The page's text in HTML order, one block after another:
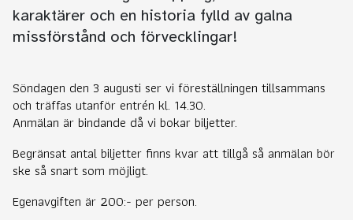
karaktärer och en historia fylld av galna
missförstånd och förvecklingar!
Söndagen den 3 augusti ser vi föreställningen tillsammans
och träffas utanför entrén kl. 14.30.
Anmälan är bindande då vi bokar biljetter.
Begränsat antal biljetter finns kvar att tillgå så anmälan bör
ske så snart som möjligt.
Egenavgiften är 200:- per person.